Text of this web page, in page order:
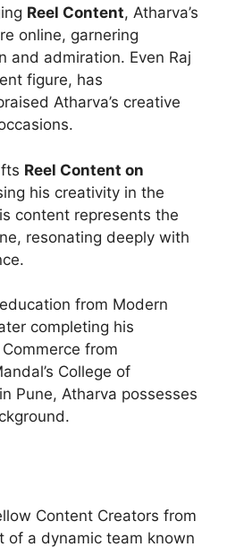
Reel Content, Atharva’s
online, garnering
and admiration. Even Raj
figure, has
Atharva’s creative
Reel Content on
his creativity in the
content represents the
resonating deeply with
from Modern
completing his
Commerce from
College of
Pune, Atharva possesses
Content Creators from
of a dynamic team known